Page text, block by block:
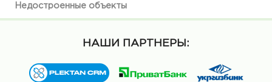
Недостроенные объекты
НАШИ ПАРТНЕРЫ: